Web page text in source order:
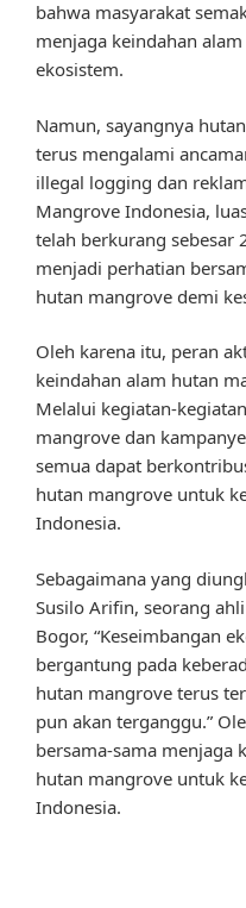
bahwa masyarakat
menjaga keindahan
ekosistem.
Namun, sayangnya
terus mengalami
illegal logging dan
Mangrove Indonesia,
telah berkurang sebesar
menjadi perhatian
hutan mangrove demi
Oleh karena itu, peran
keindahan alam hutan
Melalui kegiatan-
mangrove dan
semua dapat
hutan mangrove untuk
Indonesia.
Sebagaimana yang
Susilo Arifin, seorang
Bogor, “Keseimbangan
bergantung pada
hutan mangrove terus
pun akan terganggu.”
bersama-sama menjaga
hutan mangrove untuk
Indonesia.